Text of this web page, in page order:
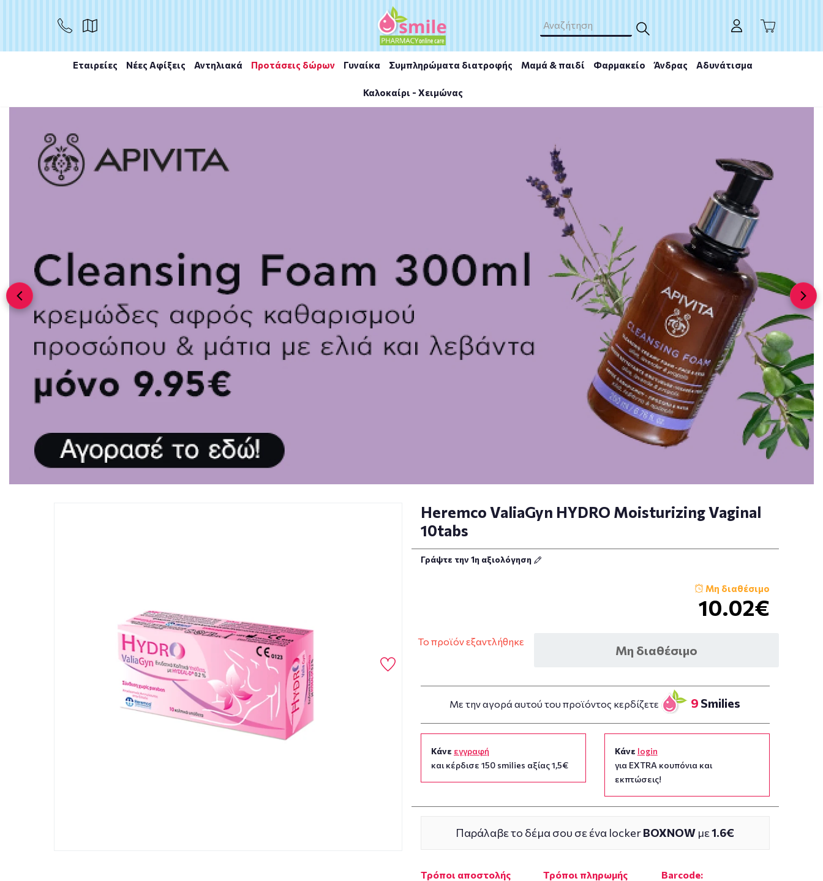
Εταιρείες Νέες Αφίξεις Αντηλιακά Προτάσεις δώρων Γυναίκα Συμπληρώματα διατροφής Μαμά & παιδί Φαρμακείο Άνδρας Αδυνάτισμα
Καλοκαίρι - Χειμώνας
Heremco ValiaGyn HYDRO Moisturizing Vaginal 10tabs
Το προϊόν εξαντλήθηκε
Μη διαθέσιμο
Heremco ValiaGyn HYDRO Moisturizing Vaginal
10tabs
Γράψτε την 1η αξιολόγηση
Μη διαθέσιμο
10.02€
Το προϊόν εξαντλήθηκε
Μη διαθέσιμο
Με την αγορά αυτού του προϊόντος κερδίζετε 9 Smilies
Κάνε εγγραφή
και κέρδισε 150 smilies αξίας 1,5€
Κάνε login
για EXTRA κουπόνια και
εκπτώσεις!
Παράλαβε το δέμα σου σε ένα lockerBOXNOW με1.6€
Τρόποι αποστολής Τρόποι πληρωμής
Barcode: